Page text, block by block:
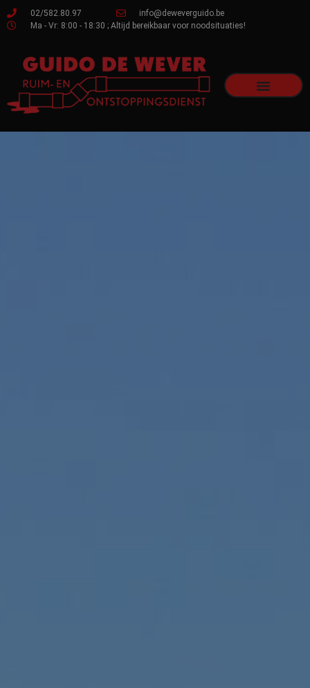
02/582.80.97
info@deweverguido.be
Ma - Vr: 8:00 - 18:30 ; Altijd bereikbaar voor noodsituaties!